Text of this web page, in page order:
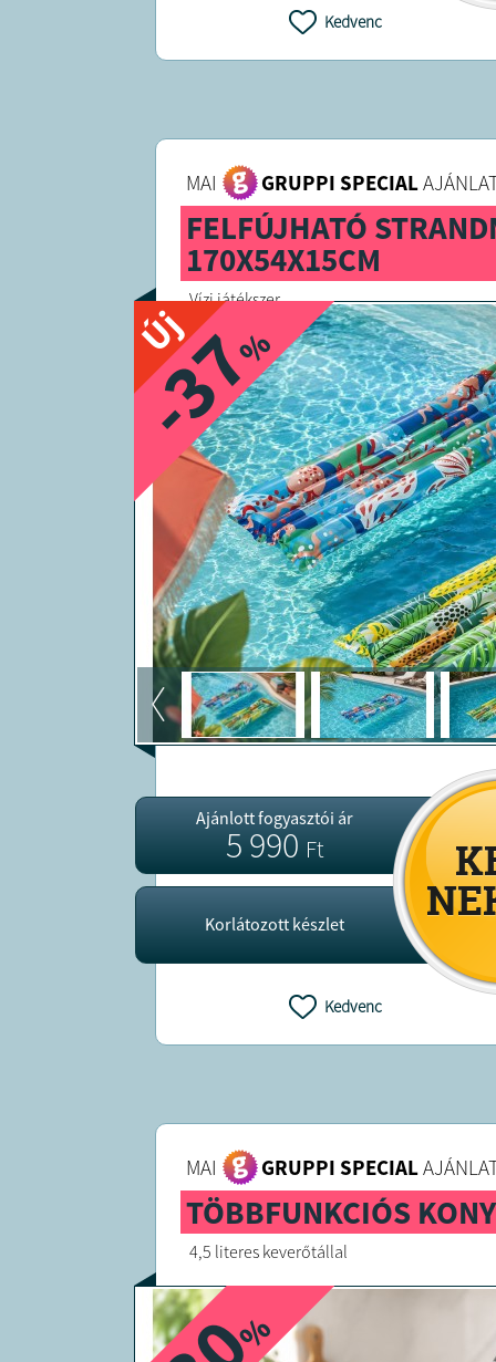
Kedvenc
MAI GRUPPI SPECIAL
FELFÚJHATÓ
170X54X15CM
Vízi játékszer
Új
-37
%
Ajánlott fogyasztói ár
5 990Ft
Korlátozott készlet
Kedvenc
MAI GRUPPI SPECIAL
TÖBBFUNKCIÓS
4,5 literes keverőtállal
%